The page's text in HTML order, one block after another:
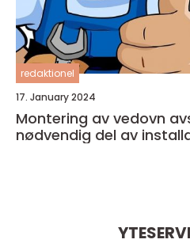
redaktionel
17. January 2024
Montering av vedovn
nødvendig del av